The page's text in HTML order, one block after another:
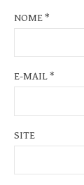
NOME*
E-MAIL*
SITE